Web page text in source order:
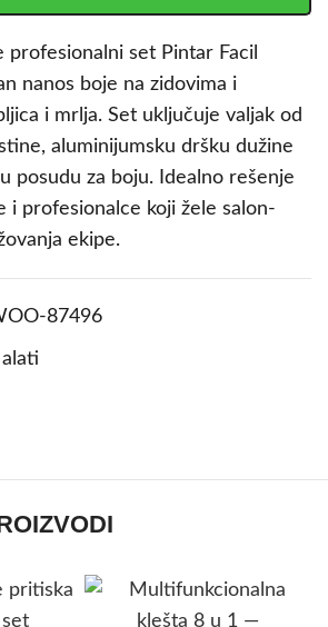
profesionalni set Pintar Facil
nanos boje na zidovima i
i mrlja. Set uključuje valjak od
aluminijumsku dršku dužine
posudu za boju. Idealno rešenje
i profesionalce koji žele salon-
ekipe.
87496